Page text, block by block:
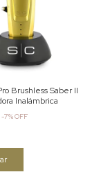
Brushless Saber II
Inalámbrica
-7%OFF